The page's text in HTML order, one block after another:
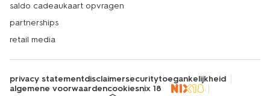
saldo cadeaukaart opvragen
partnerships
retail media
privacy statementdisclaimersecuritytoegankelijkheid
algemene voorwaardencookiesnix 18